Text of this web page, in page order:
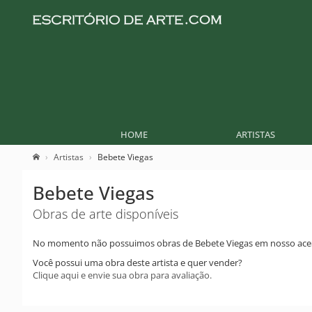
HOME ARTISTAS
Artistas Bebete Viegas
Bebete Viegas
Obras de arte disponíveis
No momento não possuimos obras de Bebete Viegas em nosso
Você possui uma obra deste artista e quer vender?
Clique aqui e envie sua obra para avaliação.